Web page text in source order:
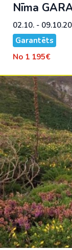
Nīma
02.10. -
Garantēts
No 1 195€